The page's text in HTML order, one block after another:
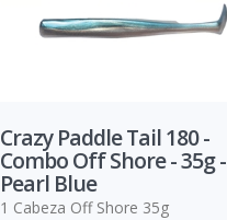
Crazy Paddle Tail 180 -
Combo Off Shore - 35g -
Pearl Blue
1 Cabeza Off Shore 35g